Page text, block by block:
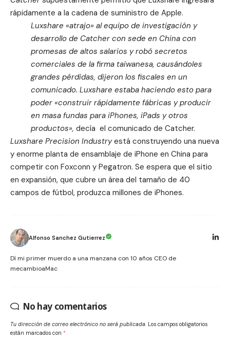
rápidamente a la cadena de suministro de Apple.
Luxshare «atrajo» al equipo de investigación y
desarrollo de Catcher con sede en China con
promesas de altos salarios y robó secretos
comerciales de la firma taiwanesa, causándoles
grandes pérdidas, dijeron los fiscales en un
comunicado. Luxshare estaba haciendo esto para
poder «construir rápidamente fábricas y producir
en masa fundas para iPhones, iPads y otros
productos», decía el comunicado de Catcher.
Luxshare Precision Industryestá construyendo una nueva
y enorme planta de ensamblaje de iPhone en China para
competir con Foxconn y Pegatron. Se espera que el sitio
en expansión, que cubre un área del tamaño de 40
campos de fútbol, ​​produzca millones de iPhones.
Alfonso Sanchez Gutierrez
Dí mi primer muerdo a una manzana con 10 años CEO de
mecambioaMac
No hay comentarios
Tu dirección de correo electrónico no será publicada. Los campos obligatorios
están marcados con *